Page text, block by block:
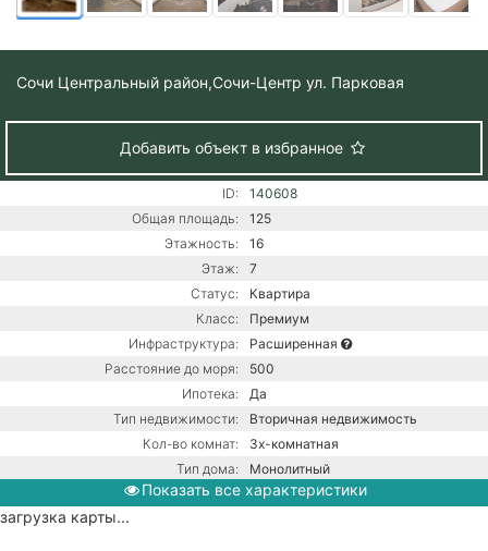
Сочи Центральный район,Сочи-Центр ул. Парковая
Добавить объект в избранное
ID:
140608
Общая площадь:
125
Этажность:
16
Этаж:
7
Статус:
Квартира
Класс:
Премиум
Инфраструктура:
Расширенная
Расстояние до моря:
500
Ипотека:
Да
Тип недвижимости:
Вторичная недвижимость
Кол-во комнат:
3х-комнатная
Тип дома:
Монолитный
Ремонт:
С ремонтом
Показать все характеристики
загрузка карты...